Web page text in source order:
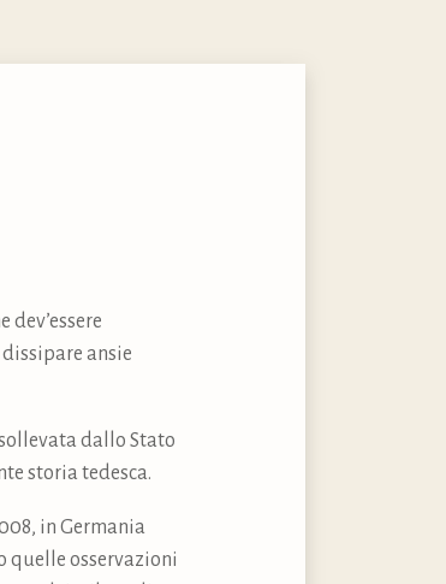
ansie
dallo Stato
storia tedesca.
in Germania
quelle osservazioni